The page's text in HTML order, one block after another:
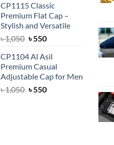
was:
৳ 1,500.
is:
৳ 1,050.
CP1115 Classic
Premium Flat Cap –
Stylish and Versatile
৳1,050 Original
was:
৳ 1,050.
৳550Current
is:
৳ 550.
CP1104 Al Asil
Premium Casual
Adjustable Cap for Men
৳1,050 Original
৳550Current